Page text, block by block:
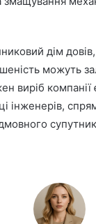
дім
можуть
виріб компанії
інженерів,